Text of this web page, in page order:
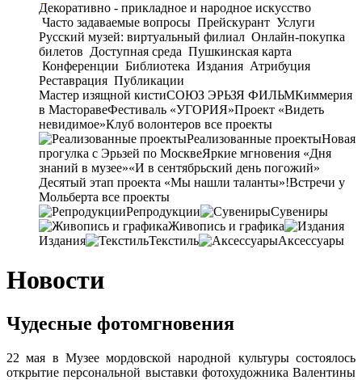
Декоративно - прикладное и народное искусство
Часто задаваемые вопросы Прейскурант Услуги
Русский музей: виртуальный филиал Онлайн-покупка
билетов Доступная среда Пушкинская карта
Конференции Библиотека Издания Атрибуция
Реставрация Публикации
Мастер изящной кистиСОЮЗ ЭРЬЗЯ ФИЛЬМКиммерия
в МасторавеФестиваль «УГОРИЯ»Проект «Видеть
невидимое»Клуб волонтеров все проекты
Реализованные проектыНовая
прогулка с Эрьзей по МосквеЯркие мгновения «Дня
знаний в музее»«И в сентябрьский день погожий»
Десятый этап проекта «Мы нашли таланты»!Встречи у
Мольберта все проекты
Репродукции
Сувениры
Живопись и графика
Издания
Текстиль Аксессуары
Новости
Чудесные фотомгновения
22 мая в Музее мордовской народной культуры состоялось
открытие персональной выставки фотохудожника Валентины